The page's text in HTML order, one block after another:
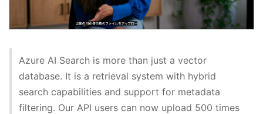
Azure AI Search is more than just a vector
database. It is a retrieval system with hybrid
search capabilities and support for metadata
filtering. Our API users can now upload 500 times